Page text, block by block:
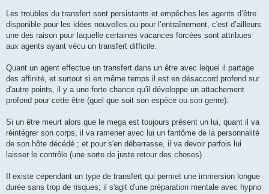
Les troubles du transfert sont persistants et empêches les agents d’être
disponible pour les idées nouvelles ou pour l’entraînement, c'est d’ailleurs
une des raison pour laquelle certaines vacances forcées sont attribues
aux agents ayant vécu un transfert difficile.
Quant un agent effectue un transfert dans un être avec lequel il partage
des affinité, et surtout si en même temps il est en désaccord profond sur
d'autre points, il y a une forte chance qu'il développe un attachement
profond pour cette être (quel que soit son espèce ou son genre).
Si un être meurt alors que le mega est toujours présent un lui, quant il va
réintégrer son corps, il va ramener avec lui un fantôme de la personnalité
de son hôte décédé ; et pour s'en débarrasse, il va devoir parfois lui
laisser le contrôle (une sorte de juste retour des choses) .
Il existe cependant un type de transfert qui permet une immersion longue
durée sans trop de risques; il s'agit d'une préparation mentale avec hypno